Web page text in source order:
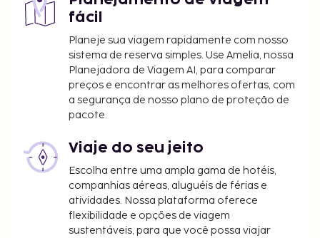
fácil
Planeje sua viagem rapidamente com nosso
sistema de reserva simples. Use Amelia, nossa
Planejadora de Viagem AI, para comparar
preços e encontrar as melhores ofertas, com
a segurança de nosso plano de proteção de
pacote.
Viaje do seu jeito
Escolha entre uma ampla gama de hotéis,
companhias aéreas, aluguéis de férias e
atividades. Nossa plataforma oferece
flexibilidade e opções de viagem
sustentáveis, para que você possa viajar